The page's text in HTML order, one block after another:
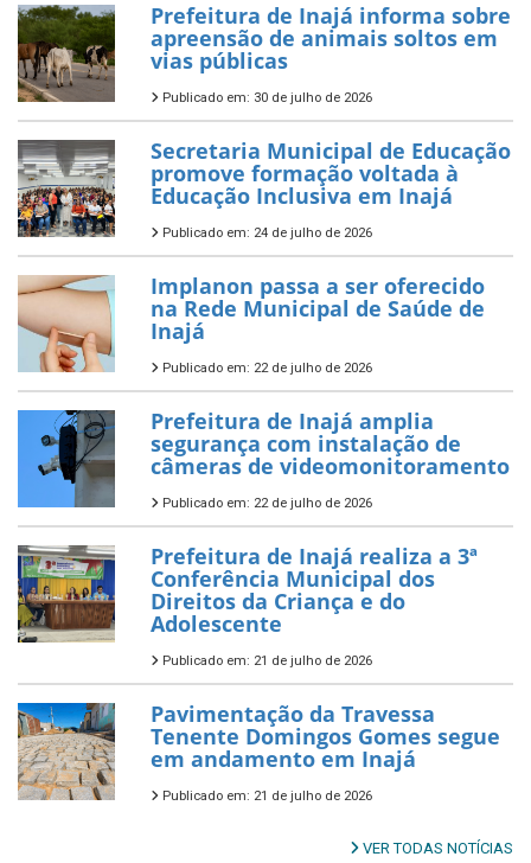
Prefeitura de Inajá informa sobre
apreensão de animais soltos em
vias públicas
Publicado em: 30 de julho de 2026
Secretaria Municipal de Educação
promove formação voltada à
Educação Inclusiva em Inajá
Publicado em: 24 de julho de 2026
Implanon passa a ser oferecido
na Rede Municipal de Saúde de
Inajá
Publicado em: 22 de julho de 2026
Prefeitura de Inajá amplia
segurança com instalação de
câmeras de videomonitoramento
Publicado em: 22 de julho de 2026
Prefeitura de Inajá realiza a 3ª
Conferência Municipal dos
Direitos da Criança e do
Adolescente
Publicado em: 21 de julho de 2026
Pavimentação da Travessa
Tenente Domingos Gomes segue
em andamento em Inajá
Publicado em: 21 de julho de 2026
VER TODAS NOTÍCIAS